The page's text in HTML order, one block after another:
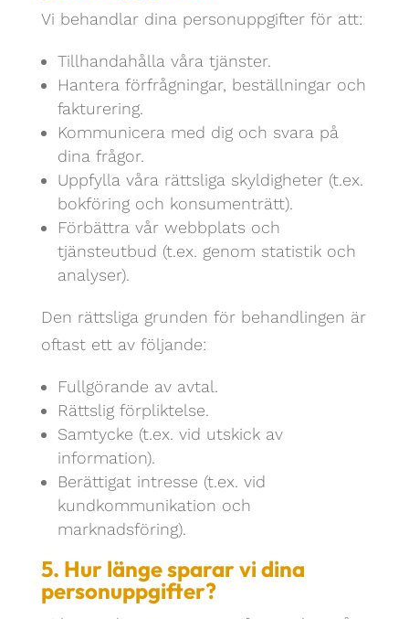
Vi behandlar dina personuppgifter för att:
Tillhandahålla våra tjänster.
Hantera förfrågningar, beställningar och
fakturering.
Kommunicera med dig och svara på
dina frågor.
Uppfylla våra rättsliga skyldigheter (t.ex.
bokföring och konsumenträtt).
Förbättra vår webbplats och
tjänsteutbud (t.ex. genom statistik och
analyser).
Den rättsliga grunden för behandlingen är
oftast ett av följande:
Fullgörande av avtal.
Rättslig förpliktelse.
Samtycke (t.ex. vid utskick av
information).
Berättigat intresse (t.ex. vid
kundkommunikation och
marknadsföring).
5. Hur länge sparar vi dina
personuppgifter?